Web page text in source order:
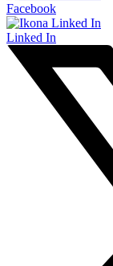
Facebook
Linked In